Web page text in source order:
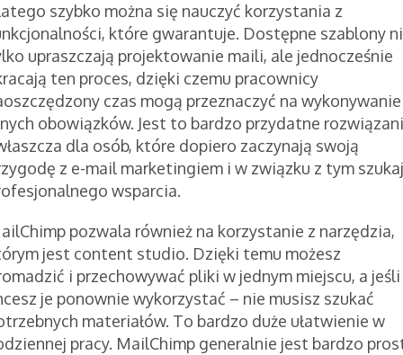
szybko można się nauczyć korzystania z
które gwarantuje. Dostępne szablony
upraszczają projektowanie maili, ale jednocześnie
ten proces, dzięki czemu pracownicy
czas mogą przeznaczyć na wykonywanie
obowiązków. Jest to bardzo przydatne
dla osób, które dopiero zaczynają swoją
z e-mail marketingiem i w związku z tym
wsparcia.
pozwala również na korzystanie z narzędzia,
jest content studio. Dzięki temu możesz
i przechowywać pliki w jednym miejscu, a jeśli
je ponownie wykorzystać – nie musisz szukać
materiałów. To bardzo duże ułatwienie w
pracy. MailChimp generalnie jest bardzo